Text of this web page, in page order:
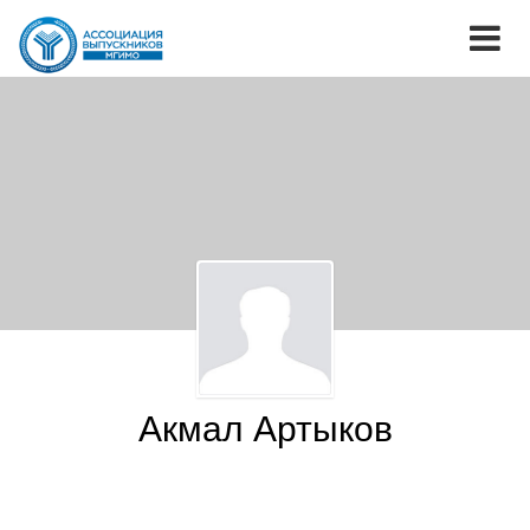
Акмал Артыков